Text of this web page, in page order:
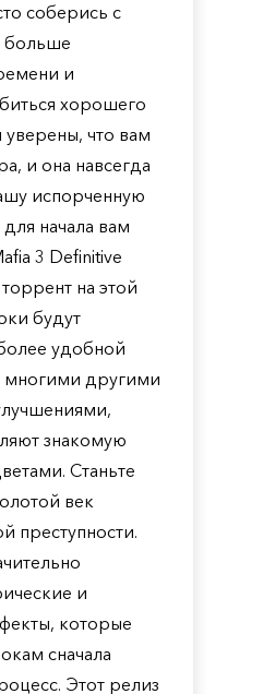
соберись с
и
хорошего
уверены, что вам
и она навсегда
испорченную
начала вам
3 Definitive
на этой
будут
удобной
многими другими
знакомую
Станьте
век
преступности.
и
которые
сначала
Этот релиз